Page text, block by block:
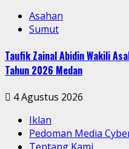
Asahan
Sumut
Taufik Zainal Abidin Wakili
Tahun 2026 Medan
4 Agustus 2026
Iklan
Pedoman Media